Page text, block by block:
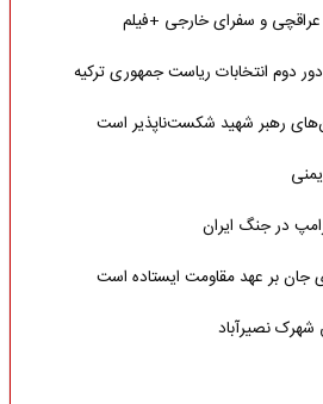
عراقچی و سفرای خارجی +فیلم
دوم انتخابات ریاست جمهوری ترکیه
رهبر شهید شکست‌ناپذیر است
در جنگ ایران
جان بر عهد مقاومت ایستاده است
نصیرآباد